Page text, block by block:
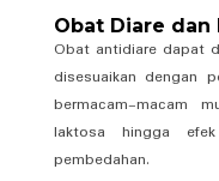
Obat Diare dan
Obat antidiare dapat
disesuaikan dengan
bermacam-macam
laktosa hingga
pembedahan.